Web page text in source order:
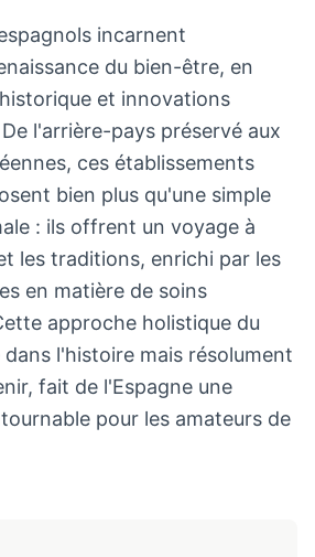
incarnent
du bien-être, en
et innovations
l'arrière-pays préservé aux
ces établissements
bien plus qu'une simple
: ils offrent un voyage à
les traditions, enrichi par les
en matière de soins
approche holistique du
l'histoire mais résolument
fait de l'Espagne une
pour les amateurs de